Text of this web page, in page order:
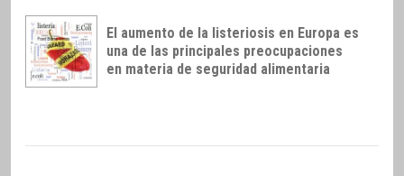
El aumento de la listeriosis en Europa es
una de las principales preocupaciones
en materia de seguridad alimentaria